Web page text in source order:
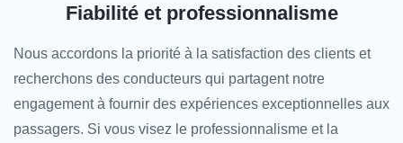
Fiabilité et professionnalisme
Nous accordons la priorité à la satisfaction des clients et
recherchons des conducteurs qui partagent notre
engagement à fournir des expériences exceptionnelles aux
passagers. Si vous visez le professionnalisme et la